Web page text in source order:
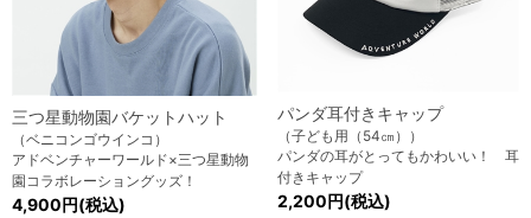
三つ星動物園バケットハット
（ベニコンゴウインコ）
アドベンチャーワールド×三つ星動物
園コラボレーショングッズ！
4,900円(税込)
パンダ耳付きキャップ
（子ども用（54㎝））
パンダの耳がとってもかわいい！ 耳
付きキャップ
2,200円(税込)